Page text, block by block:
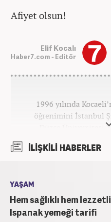
Afiyet olsun!
Elif Kocalı
Haber7.com - Editör
1996 yılında
öğrenimini İstanbul
Düzce Üniversitesi
bağlı Haber7.com
İLİŞKİLİ HABERLER
YAŞAM
Hem sağlıklı hem
Ispanak yemeği tarifi